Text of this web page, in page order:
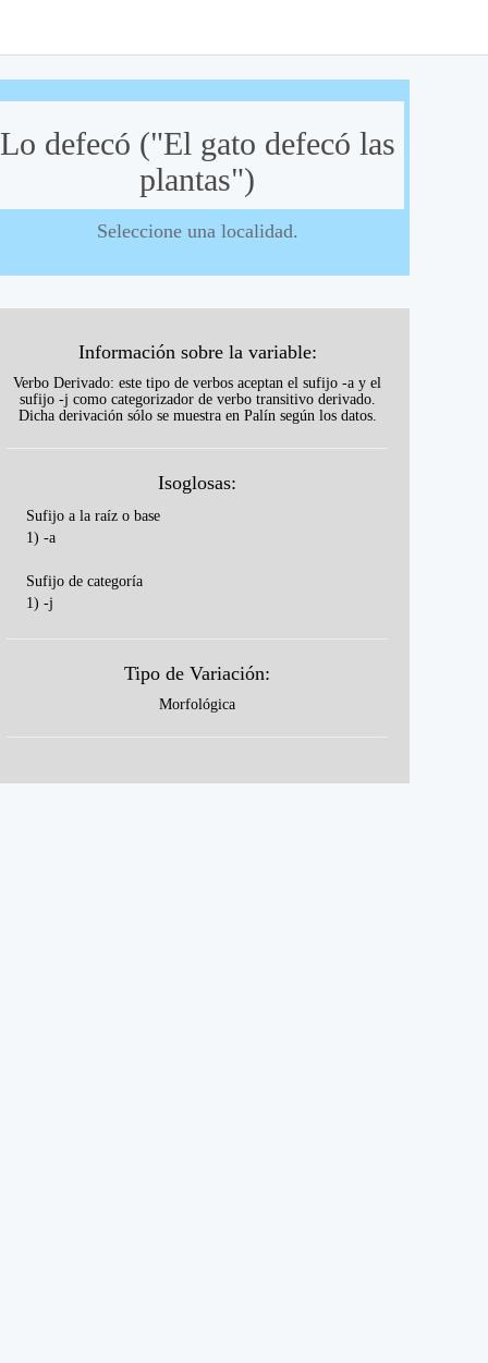
Lo defecó ("El gato defecó las
plantas")
Seleccione una localidad.
Información sobre la variable:
Verbo Derivado: este tipo de verbos aceptan el sufijo -a y el
sufijo -j como categorizador de verbo transitivo derivado.
Dicha derivación sólo se muestra en Palín según los datos.
Isoglosas:
Sufijo a la raíz o base
1) -a
Sufijo de categoría
1) -j
Tipo de Variación:
Morfológica